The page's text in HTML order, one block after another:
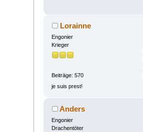
Lorainne
Engonier
Krieger
Beiträge: 570
je suis prest!
Anders
Engonier
Drachentöter